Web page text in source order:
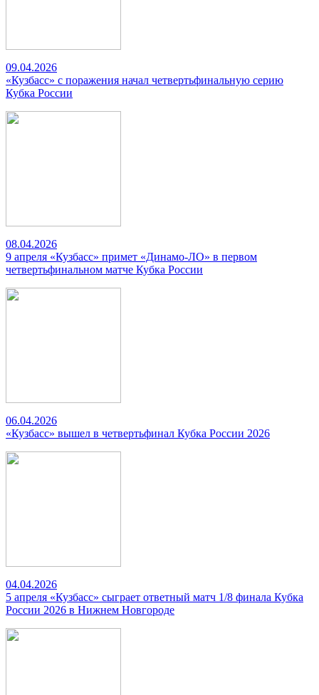
09.04.2026
«Кузбасс» с поражения начал четвертьфинальную серию
Кубка России
08.04.2026
9 апреля «Кузбасс» примет «Динамо-ЛО» в первом
четвертьфинальном матче Кубка России
06.04.2026
«Кузбасс» вышел в четвертьфинал Кубка России 2026
04.04.2026
5 апреля «Кузбасс» сыграет ответный матч 1/8 финала Кубка
России 2026 в Нижнем Новгороде